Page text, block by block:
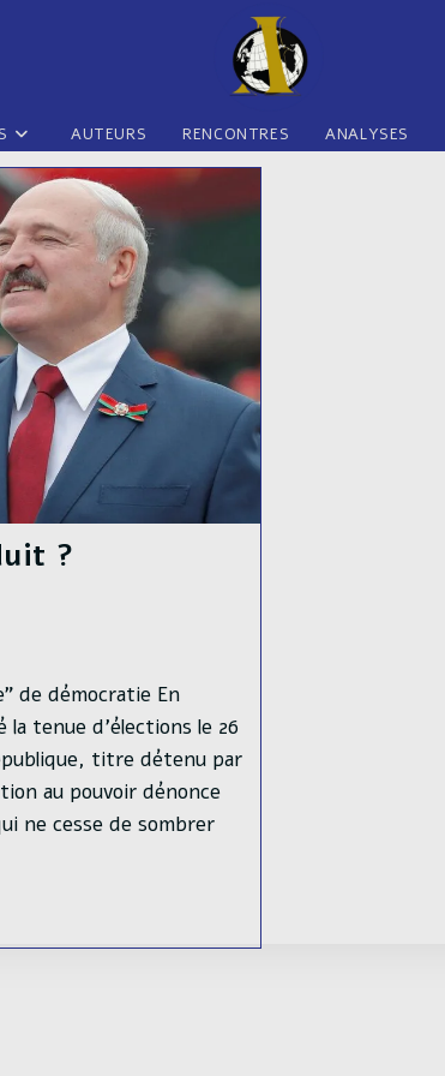
AUTEURS RENCONTRES ANALYSES
?
de démocratie En
tenue d’élections le 26
titre détenu par
au pouvoir dénonce
ne cesse de sombrer